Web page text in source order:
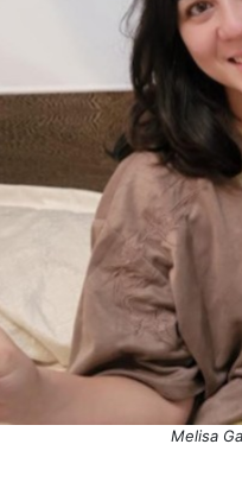
Melisa